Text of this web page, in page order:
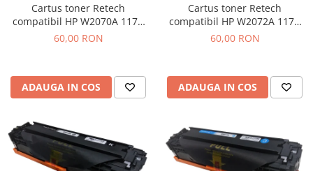
Cartus toner Retech
compatibil HP W2070A 117A
black
60,00 RON
ADAUGA IN COS
Cartus toner Retech
compatibil HP W2072A 117A
yellow
60,00 RON
ADAUGA IN COS